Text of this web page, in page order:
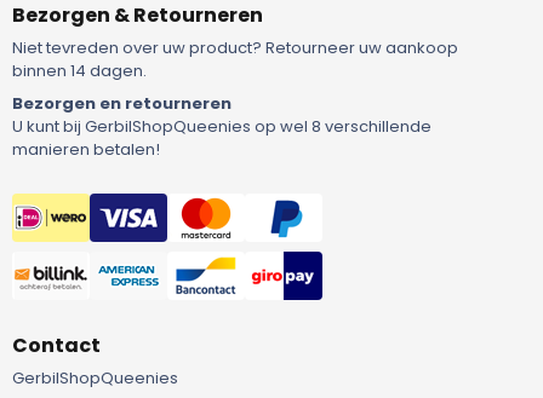
Bezorgen & Retourneren
Niet tevreden over uw product? Retourneer uw aankoop
binnen 14 dagen.
Bezorgen en retourneren
U kunt bij GerbilShopQueenies op wel 8 verschillende
manieren betalen!
Contact
GerbilShopQueenies